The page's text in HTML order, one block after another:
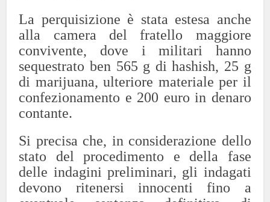
La perquisizione è stata estesa anche
alla camera del fratello maggiore
convivente, dove i militari hanno
sequestrato ben 565 g di hashish, 25 g
di marijuana, ulteriore materiale per il
confezionamento e 200 euro in denaro
contante.
Si precisa che, in considerazione dello
stato del procedimento e della fase
delle indagini preliminari, gli indagati
devono ritenersi innocenti fino a